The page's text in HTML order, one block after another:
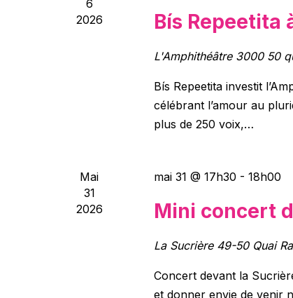
6
2026
Bís Repeetita
L'Amphithéâtre 3000 50
Bís Repeetita investit
célébrant l’amour au
plus de 250 voix,…
Mai
31
2026
mai 31 @ 17h30 - 18h00
Mini concert
La Sucrière 49-50 Quai
Concert devant la
et donner envie de venir